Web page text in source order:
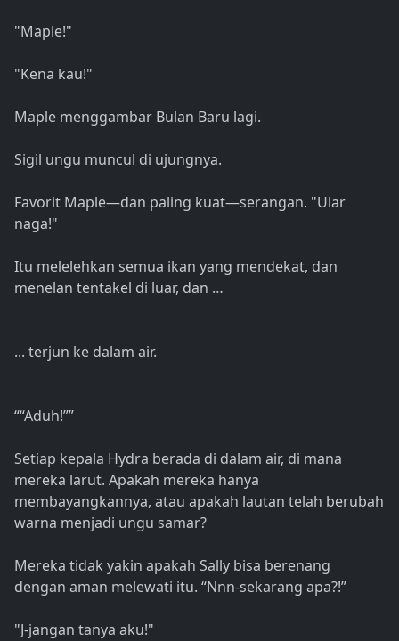
"Maple!"
"Kena kau!"
Maple menggambar Bulan Baru lagi.
Sigil ungu muncul di ujungnya.
Favorit Maple—dan paling kuat—serangan. "Ular
naga!"
Itu melelehkan semua ikan yang mendekat, dan
menelan tentakel di luar, dan …
... terjun ke dalam air.
““Aduh!””
Setiap kepala Hydra berada di dalam air, di mana
mereka larut. Apakah mereka hanya
membayangkannya, atau apakah lautan telah berubah
warna menjadi ungu samar?
Mereka tidak yakin apakah Sally bisa berenang
dengan aman melewati itu. “Nnn-sekarang apa?!”
"J-jangan tanya aku!"